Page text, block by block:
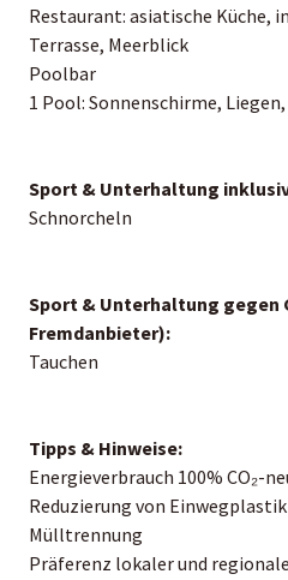
Restaurant: asiatische Küche,
Terrasse, Meerblick
Poolbar
1 Pool: Sonnenschirme,
Sport & Unterhaltung
Schnorcheln
Sport & Unterhaltung gegen
Fremdanbieter):
Tauchen
Tipps & Hinweise:
Energieverbrauch 100% CO₂-
Reduzierung von Einwegplastik
Mülltrennung
Präferenz lokaler und